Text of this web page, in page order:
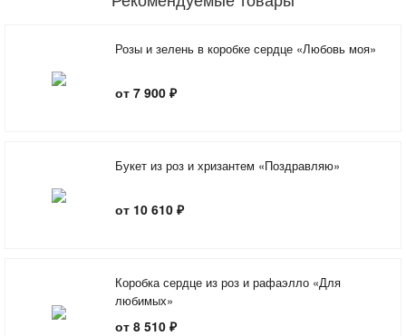
Розы и зелень в коробке сердце «Любовь моя»
от 7 900 ₽
Букет из роз и хризантем «Поздравляю»
от 10 610 ₽
Коробка сердце из роз и рафаэлло «Для
любимых»
от 8 510 ₽